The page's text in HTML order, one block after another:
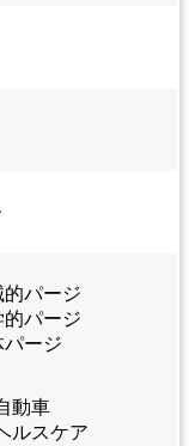
的パージ
的パージ
パージ
動車
ルスケア